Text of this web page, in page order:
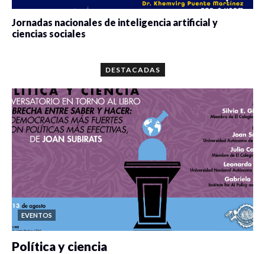
Jornadas nacionales de inteligencia artificial y
ciencias sociales
DESTACADAS
EVENTOS
Política y ciencia